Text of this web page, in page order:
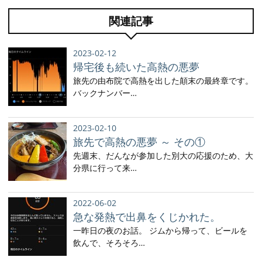
関連記事
2023-02-12
帰宅後も続いた高熱の悪夢
旅先の由布院で高熱を出した顛末の最終章です。
バックナンバー…
2023-02-10
旅先で高熱の悪夢 ～ その①
先週末、だんなが参加した別大の応援のため、大
分県に行って来…
2022-06-02
急な発熱で出鼻をくじかれた。
一昨日の夜のお話。 ジムから帰って、ビールを
飲んで、そろそろ…